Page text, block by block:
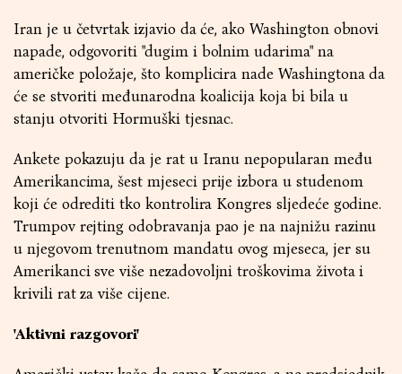
Iran je u četvrtak izjavio da će, ako Washington obnovi
napade, odgovoriti "dugim i bolnim udarima" na
američke položaje, što komplicira nade Washingtona da
će se stvoriti međunarodna koalicija koja bi bila u
stanju otvoriti Hormuški tjesnac.
Ankete pokazuju da je rat u Iranu nepopularan među
Amerikancima, šest mjeseci prije izbora u studenom
koji će odrediti tko kontrolira Kongres sljedeće godine.
Trumpov rejting odobravanja pao je na najnižu razinu
u njegovom trenutnom mandatu ovog mjeseca, jer su
Amerikanci sve više nezadovoljni troškovima života i
krivili rat za više cijene.
'Aktivni razgovori'